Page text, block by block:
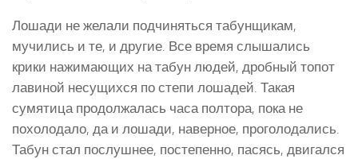
Лошади не желали подчиняться табунщикам,
мучились и те, и другие. Все время слышались
крики нажимающих на табун людей, дробный топот
лавиной несущихся по степи лошадей. Такая
сумятица продолжалась часа полтора, пока не
похолодало, да и лошади, наверное, проголодались.
Табун стал послушнее, постепенно, пасясь, двигался